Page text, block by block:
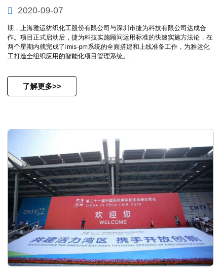
2020-09-07
期，上海雅运纺织化工股份有限公司与深圳市捷为科技有限公司达成合
作。项目正式启动后，捷为科技实施顾问运用标准的快速实施方法论，在
两个星期内就完成了imis-pm系统的全面搭建和上线准备工作，为雅运化
工打造全组织应用的智能化项目管理系统。……
了解更多>>